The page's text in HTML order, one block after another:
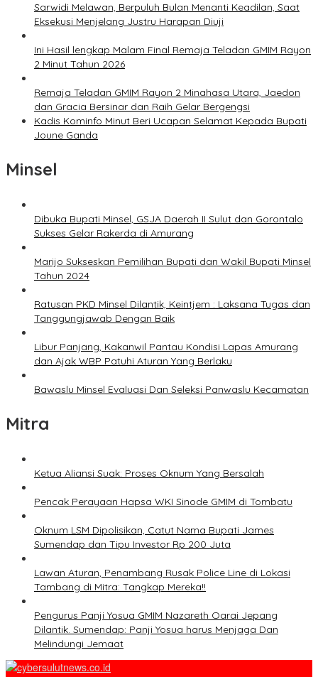
Sarwidi Melawan, Berpuluh Bulan Menanti Keadilan, Saat
Eksekusi Menjelang Justru Harapan Diuji
Ini Hasil lengkap Malam Final Remaja Teladan GMIM Rayon
2 Minut Tahun 2026
Remaja Teladan GMIM Rayon 2 Minahasa Utara, Jaedon
dan Gracia Bersinar dan Raih Gelar Bergengsi
Kadis Kominfo Minut Beri Ucapan Selamat Kepada Bupati
Joune Ganda
Minsel
Dibuka Bupati Minsel, GSJA Daerah II Sulut dan Gorontalo
Sukses Gelar Rakerda di Amurang
Marijo Sukseskan Pemilihan Bupati dan Wakil Bupati Minsel
Tahun 2024
Ratusan PKD Minsel Dilantik, Keintjem : Laksana Tugas dan
Tanggungjawab Dengan Baik
Libur Panjang, Kakanwil Pantau Kondisi Lapas Amurang
dan Ajak WBP Patuhi Aturan Yang Berlaku
Bawaslu Minsel Evaluasi Dan Seleksi Panwaslu Kecamatan
Mitra
Ketua Aliansi Suak: Proses Oknum Yang Bersalah
Pencak Perayaan Hapsa WKI Sinode GMIM di Tombatu
Oknum LSM Dipolisikan, Catut Nama Bupati James
Sumendap dan Tipu Investor Rp 200 Juta
Lawan Aturan, Penambang Rusak Police Line di Lokasi
Tambang di Mitra: Tangkap Mereka!!
Pengurus Panji Yosua GMIM Nazareth Oarai Jepang
Dilantik. Sumendap: Panji Yosua harus Menjaga Dan
Melindungi Jemaat